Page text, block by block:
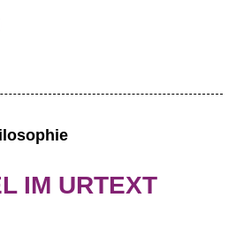
IM URTEXT